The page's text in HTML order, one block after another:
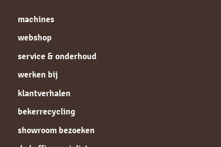
machines
webshop
service & onderhoud
werken bij
klantverhalen
bekerrecycling
showroom bezoeken